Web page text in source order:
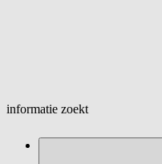
informatie zoekt